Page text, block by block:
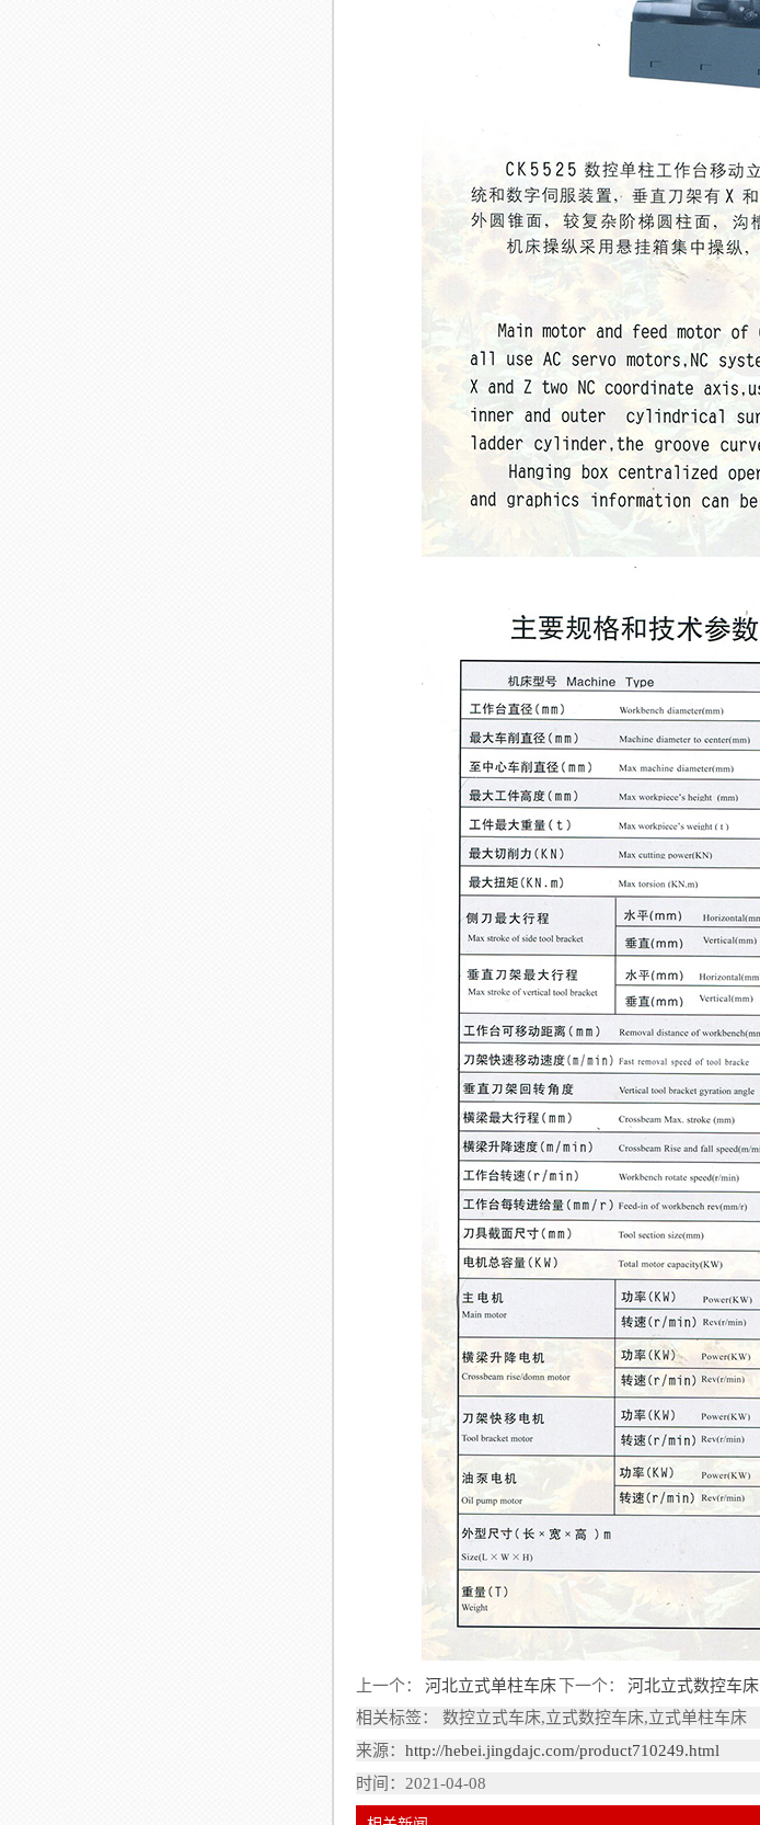
上一个： 河北立式单柱车床 下一个：
河北立式数控车床
相关标签： 数控立式车床,立式数控车床,立式单柱车床
来源： http://hebei.jingdajc.com/product710249.html
时间：2021-04-08